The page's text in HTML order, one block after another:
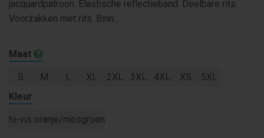
jacquardpatroon. Elastische reflectieband. Deelbare rits.
Voorzakken met rits. Binn...
Maat
S M L XL 2XL 3XL 4XL XS
5XL
Kleur
hi-vis oranje/mosgroen